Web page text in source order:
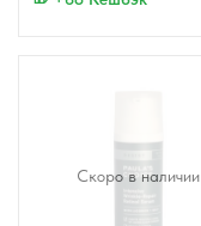
Скоро в наличии